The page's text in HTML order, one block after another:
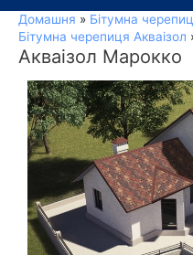
Домашня
Бітумна
Бітумна черепиця Акваізол
Акваізол Марокко